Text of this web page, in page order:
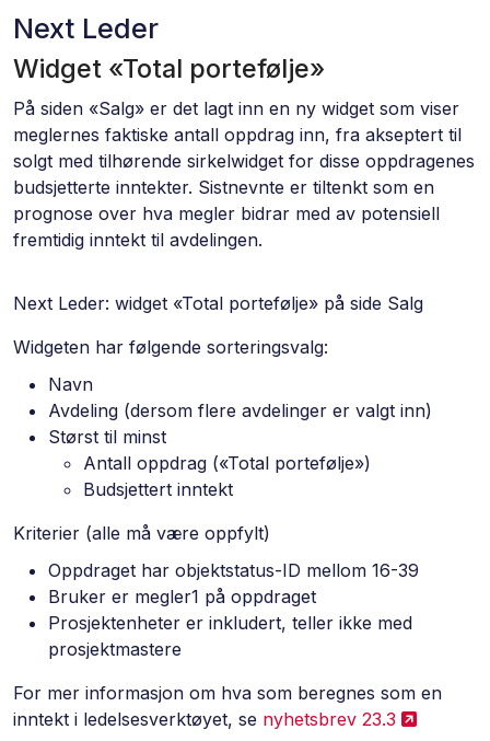
Next Leder
Widget «Total portefølje»
På siden «Salg» er det lagt inn en ny widget som viser
meglernes faktiske antall oppdrag inn, fra akseptert til
solgt med tilhørende sirkelwidget for disse oppdragenes
budsjetterte inntekter. Sistnevnte er tiltenkt som en
prognose over hva megler bidrar med av potensiell
fremtidig inntekt til avdelingen.
Next Leder: widget «Total portefølje» på side Salg
Widgeten har følgende sorteringsvalg:
Navn
Avdeling (dersom flere avdelinger er valgt inn)
Størst til minst
Antall oppdrag («Total portefølje»)
Budsjettert inntekt
Kriterier (alle må være oppfylt)
Oppdraget har objektstatus-ID mellom 16-39
Bruker er megler1 på oppdraget
Prosjektenheter er inkludert, teller ikke med
prosjektmastere
For mer informasjon om hva som beregnes som en
inntekt i ledelsesverktøyet, se nyhetsbrev 23.3